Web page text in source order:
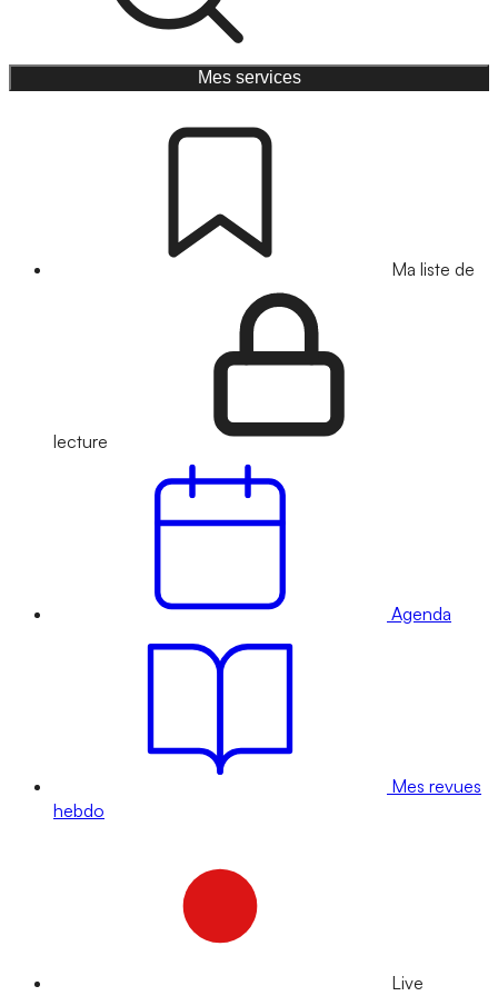
Mes services
Ma liste de
lecture
Agenda
Mes revues
hebdo
Live